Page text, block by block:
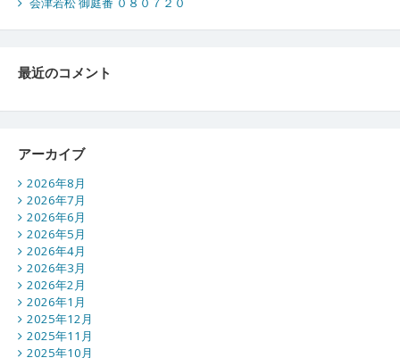
最近のコメント
アーカイブ
2026年8月
2026年7月
2026年6月
2026年5月
2026年4月
2026年3月
2026年2月
2026年1月
2025年12月
2025年11月
2025年10月